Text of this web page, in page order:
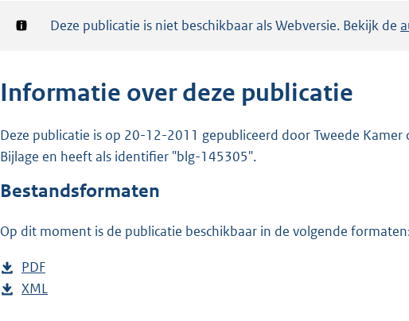
a
r
Notificatie:
Deze publicatie is niet beschikbaar als Webversie. Bekijk de
Informatie over deze publicatie
Deze publicatie is op 20-12-2011 gepubliceerd door Tweede
Bijlage en heeft als identifier "blg-145305".
Bestandsformaten
Op dit moment is de publicatie beschikbaar in de volgende
D
o
PDF
e
D
XML